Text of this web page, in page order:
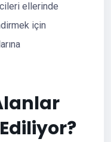
ellerinde
için